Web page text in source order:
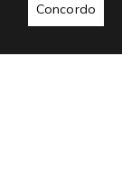
Concordo